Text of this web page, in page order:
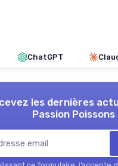
ChatGPT
les dernières
Passion Poissons